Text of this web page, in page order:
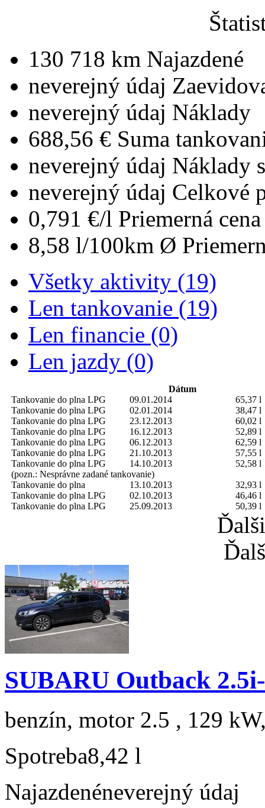
130 718 km Najazdené
neverejný údaj
neverejný údaj Náklady
688,56 € Suma
neverejný údaj Náklady
neverejný údaj Celkové
0,791 €/l Priemerná
8,58 l/100km Ø
Všetky aktivity (19)
Len tankovanie (19)
Len financie (0)
Len jazdy (0)
Dátum
Tankovanie do plna LPG 09.01.2014
65,37 l
Tankovanie do plna LPG 02.01.2014
38,47 l
Tankovanie do plna LPG 23.12.2013
60,02 l
Tankovanie do plna LPG 16.12.2013
52,89 l
Tankovanie do plna LPG 06.12.2013
62,59 l
Tankovanie do plna LPG 21.10.2013
57,55 l
Tankovanie do plna LPG 14.10.2013
52,58 l
(pozn.: Nesprávne zadané tankovanie)
Tankovanie do plna
13.10.2013
32,93 l
Tankovanie do plna LPG 02.10.2013
46,46 l
Tankovanie do plna LPG 25.09.2013 50,39 l
SUBARU Outback
benzín, motor 2.5 , 129
Spotreba8,42 l
Najazdenéneverejný údaj